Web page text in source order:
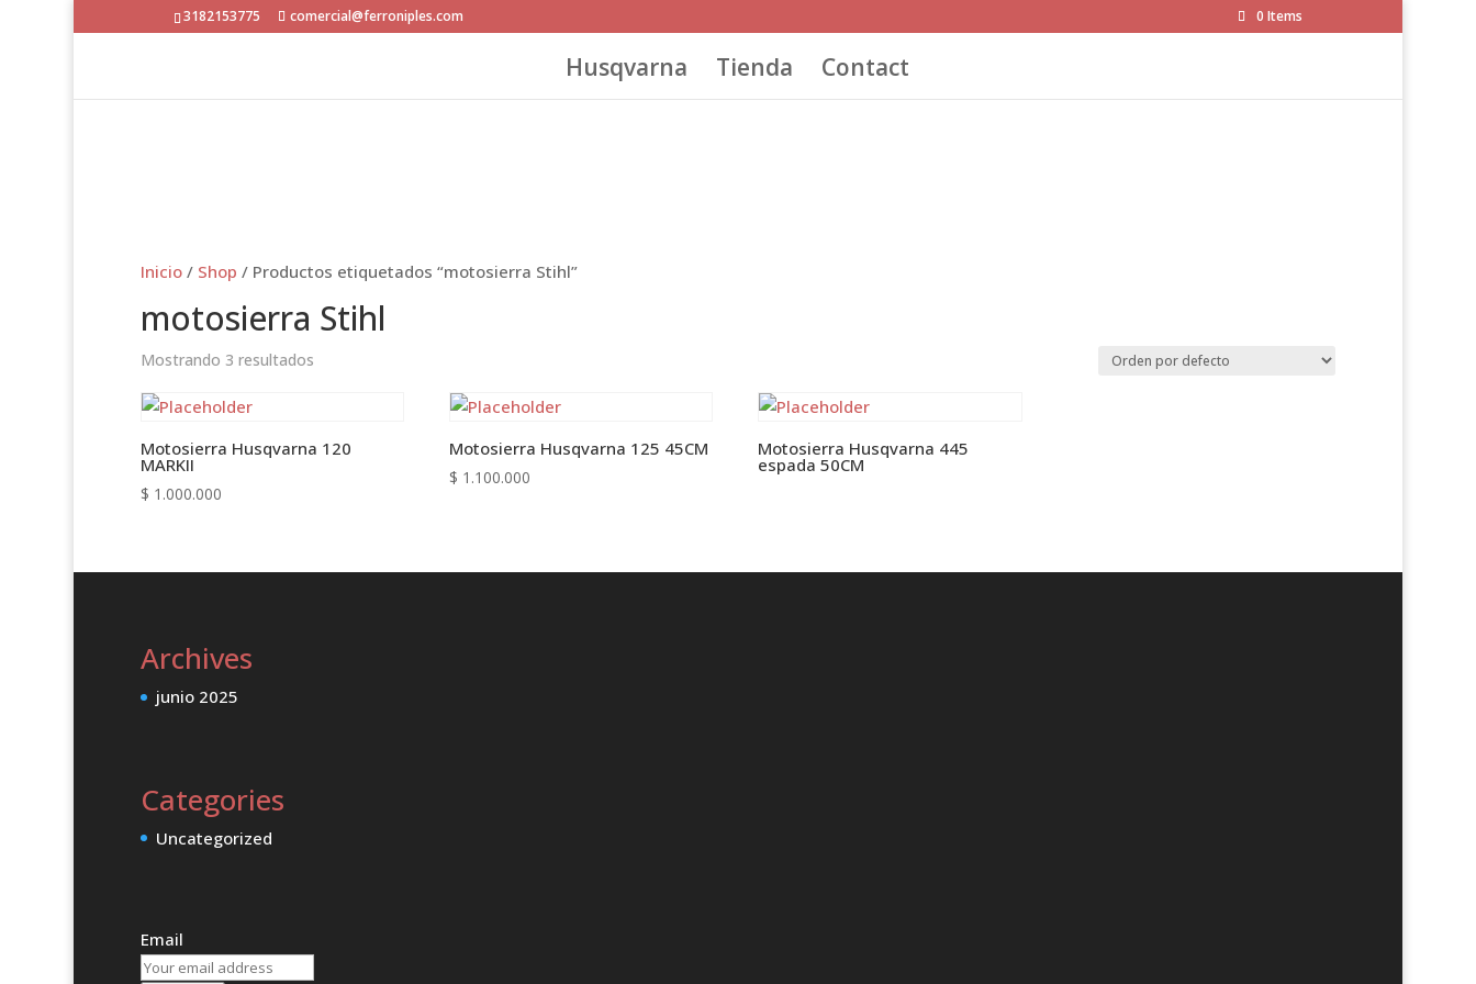
3182153775 comercial@ferroniples.com 0 Items
Husqvarna Tienda Contact
Inicio/ Shop / Productos etiquetados “motosierra Stihl”
motosierra Stihl
Mostrando 3 resultados
Motosierra Husqvarna 120
MARKII
$ 1.000.000
Motosierra Husqvarna 125 45CM
$ 1.100.000
Motosierra Husqvarna 445
espada 50CM
Archives
junio 2025
Categories
Uncategorized
Email